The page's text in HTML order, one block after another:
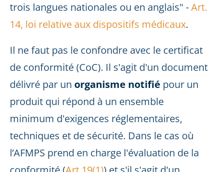
trois langues nationales ou en anglais" -Art.
14, loi relative aux dispositifs médicaux.
Il ne faut pas le confondre avec le certificat
de conformité (CoC). Il s'agit d'un document
délivré par un organisme notifié pour un
produit qui répond à un ensemble
minimum d'exigences réglementaires,
techniques et de sécurité. Dans le cas où
l’AFMPS prend en charge l'évaluation de la